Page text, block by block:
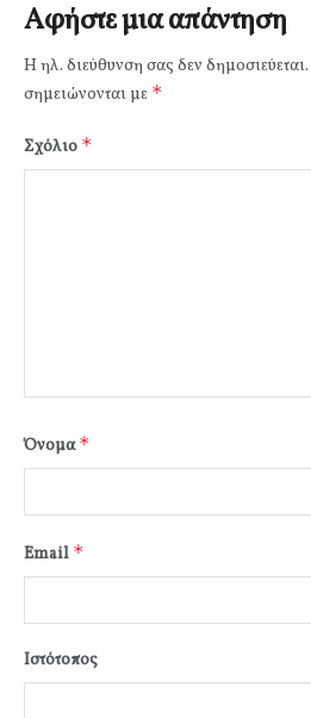
Αφήστε μια απάντηση
Η ηλ. διεύθυνση σας δεν δημοσιεύεται.
σημειώνονται με *
Σχόλιο *
Όνομα*
Email *
Ιστότοπος